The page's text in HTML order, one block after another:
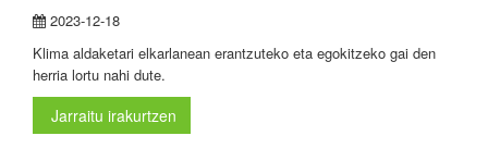
2023-12-18
Klima aldaketari elkarlanean erantzuteko eta egokitzeko gai den
herria lortu nahi dute.
Jarraitu irakurtzen